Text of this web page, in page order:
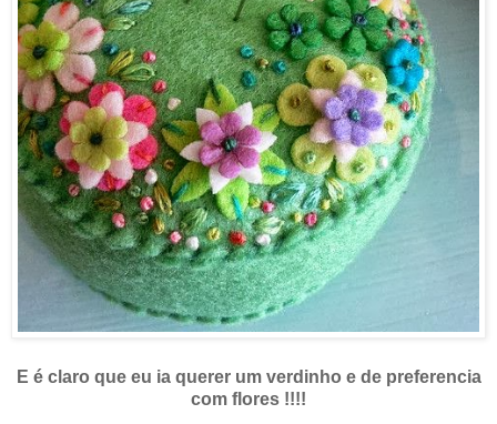
E é claro que eu ia querer um verdinho e de preferencia
com flores !!!!